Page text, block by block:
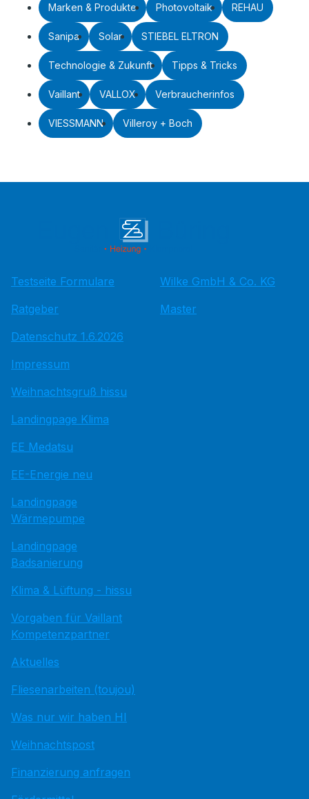
Marken & Produkte Photovoltaik REHAU
Sanipa Solar STIEBEL ELTRON
Technologie & Zukunft Tipps & Tricks
Vaillant VALLOX Verbraucherinfos
VIESSMANN Villeroy + Boch
Testseite Formulare
Ratgeber
Datenschutz 1.6.2026
Impressum
Weihnachtsgruß hissu
Landingpage Klima
EE Medatsu
EE-Energie neu
Landingpage
Wärmepumpe
Landingpage
Badsanierung
Klima & Lüftung - hissu
Vorgaben für Vaillant
Kompetenzpartner
Aktuelles
Fliesenarbeiten (toujou)
Was nur wir haben HI
Weihnachtspost
Finanzierung anfragen
Wilke GmbH & Co. KG
Master